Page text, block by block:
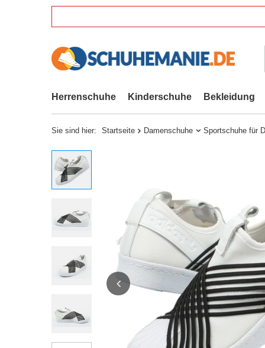
Herrenschuhe Kinderschuhe Bekleidung
Sie sind hier: Startseite Damenschuhe Sportschuhe für